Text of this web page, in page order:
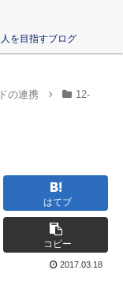
を目指すブログ
の連携
12-
はてブ
コピー
2017.03.18